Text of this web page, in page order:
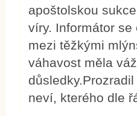
apoštolskou
víry. Informátor
mezi těžkými
váhavost měla
neví, kterého dle